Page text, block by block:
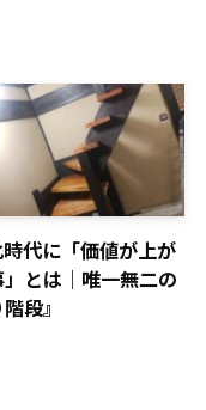
代に「価値が上が
とは｜唯一無二の
段』